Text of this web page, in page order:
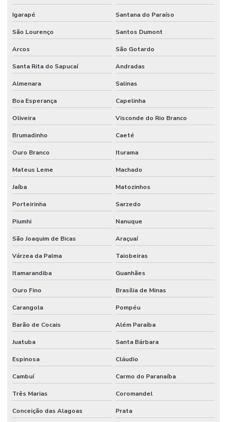
Igarapé Santana do Paraíso
São Lourenço Santos Dumont
Arcos São Gotardo
Santa Rita do Sapucaí Andradas
Almenara Salinas
Boa Esperança Capelinha
Oliveira Visconde do Rio Branco
Brumadinho Caeté
Ouro Branco Iturama
Mateus Leme Machado
Jaíba Matozinhos
Porteirinha Sarzedo
Piumhi Nanuque
São Joaquim de Bicas Araçuaí
Várzea da Palma Taiobeiras
Itamarandiba Guanhães
Ouro Fino Brasília de Minas
Carangola Pompéu
Barão de Cocais Além Paraíba
Juatuba Santa Bárbara
Espinosa Cláudio
Cambuí Carmo do Paranaíba
Três Marias Coromandel
Conceição das Alagoas Prata